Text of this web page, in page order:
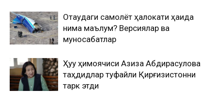
Оқтаудаги самолёт ҳалокати ҳақида
нима маълум? Версиялар ва
муносабатлар
Ҳуқуқ ҳимоячиси Азиза Абдирасулова
таҳдидлар туфайли Қирғизистонни
тарк этди